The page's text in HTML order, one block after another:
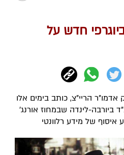
חדש על
הריי"צ, כותב בימים אלו
ביורבה-לינדה שבמחוז אורנג'
איסוף של מידע רלוונטי